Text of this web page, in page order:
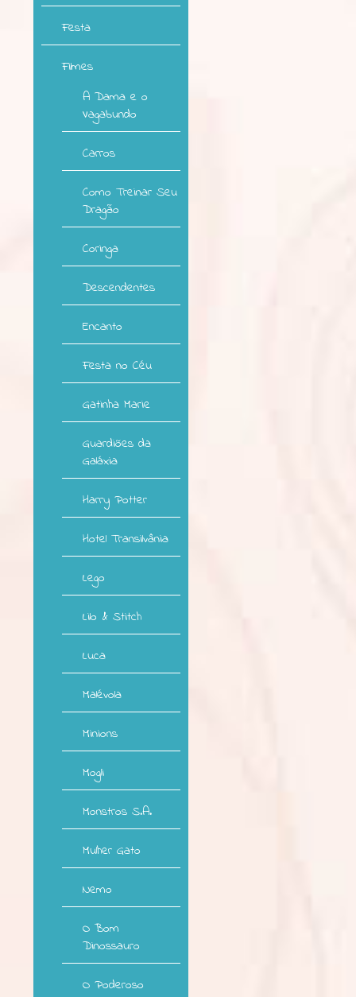
Festa
Filmes
A Dama e o
Vagabundo
Carros
Como Treinar Seu
Dragão
Coringa
Descendentes
Encanto
Festa no Céu
Gatinha Marie
Guardiões da
Galáxia
Harry Potter
Hotel Transilvânia
Lego
Lilo & Stitch
Luca
Malévola
Minions
Mogli
Monstros S.A.
Mulher Gato
Nemo
O Bom
Dinossauro
O Poderoso